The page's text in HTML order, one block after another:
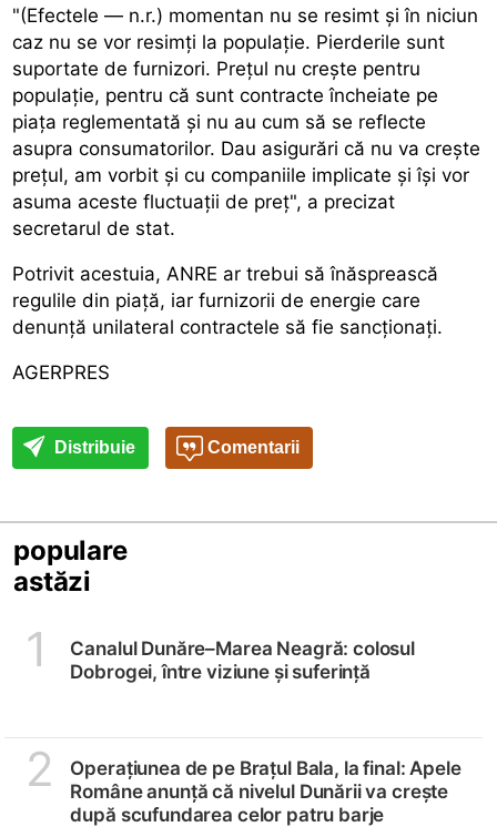
"(Efectele — n.r.) momentan nu se resimt și în niciun
caz nu se vor resimți la populație. Pierderile sunt
suportate de furnizori. Prețul nu crește pentru
populație, pentru că sunt contracte încheiate pe
piața reglementată și nu au cum să se reflecte
asupra consumatorilor. Dau asigurări că nu va crește
prețul, am vorbit și cu companiile implicate și își vor
asuma aceste fluctuații de preț", a precizat
secretarul de stat.
Potrivit acestuia, ANRE ar trebui să înăsprească
regulile din piață, iar furnizorii de energie care
denunță unilateral contractele să fie sancționați.
AGERPRES
Distribuie Comentarii
populare
astăzi
1
Canalul Dunăre–Marea Neagră: colosul
Dobrogei, între viziune și suferință
2
Operațiunea de pe Brațul Bala, la final: Apele
Române anunță că nivelul Dunării va crește
după scufundarea celor patru barje